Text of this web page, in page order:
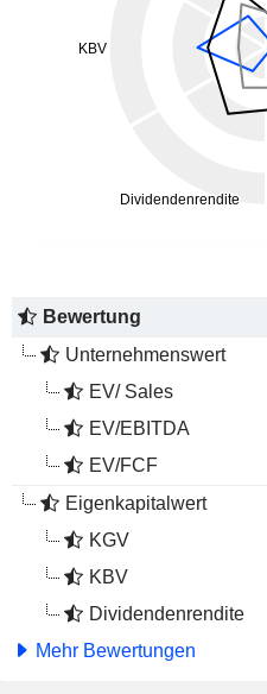
Bewertung
Unternehmenswert
EV/ Sales
EV/EBITDA
EV/FCF
Eigenkapitalwert
KGV
KBV
Dividendenrendite
Mehr Bewertungen